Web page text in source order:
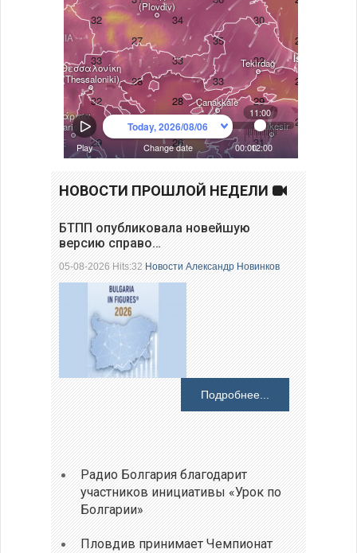
НОВОСТИ ПРОШЛОЙ НЕДЕЛИ
БТПП опубликовала новейшую
версию справо…
05-08-2026 Hits:32Новости Александр Новинков
Подробнее...
Радио Болгария благодарит
участников инициативы «Урок по
Болгарии»
Пловдив принимает Чемпионат